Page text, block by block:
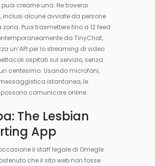
puoi crearne una. Ne troverai
inclusi alcune avviate da persone
zona. Puoi trasmettere fino a 12 feed
da TinyChat,
un’API per lo streaming di video
ospitati sul servizio, senza
centesimo. Usando microfoni,
istantanea, le
possono comunicare online.
The Lesbian
App
il staff legale di Omegle
che il sito web non fosse